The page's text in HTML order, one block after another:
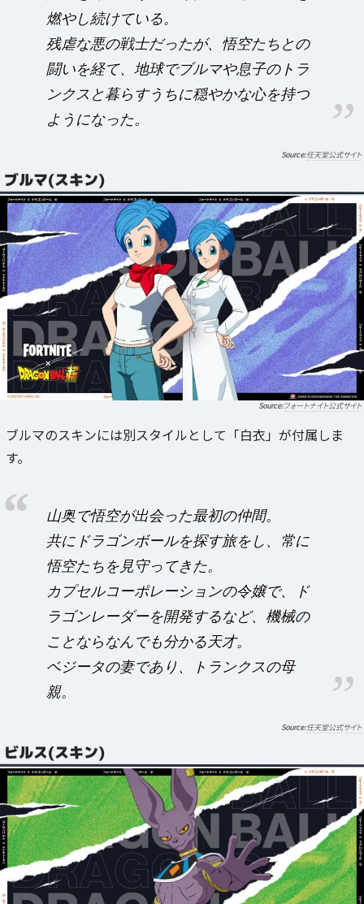
燃やし続けている。
残虐な悪の戦士だったが、悟空たちとの
闘いを経て、地球でブルマや息子のトラ
ンクスと暮らすうちに穏やかな心を持つ
ようになった。
任天堂公式サイト
ブルマ(スキン)
フォートナイト公式サイト
ブルマのスキンには別スタイルとして「白衣」が付属しま
す。
山奥で悟空が出会った最初の仲間。
共にドラゴンボールを探す旅をし、常に
悟空たちを見守ってきた。
カプセルコーポレーションの令嬢で、ド
ラゴンレーダーを開発するなど、機械の
ことならなんでも分かる天才。
ベジータの妻であり、トランクスの母
親。
任天堂公式サイト
ビルス(スキン)